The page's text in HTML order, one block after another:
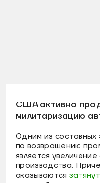
США активно
милитаризацию
Одним из составных
по возвращению
является
производства.
оказываются